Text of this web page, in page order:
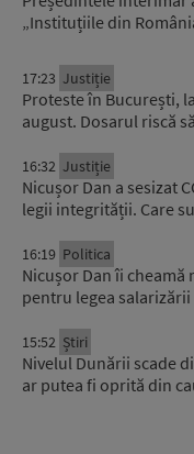
„Instituțiile din
17:23 Justiție
Proteste în București,
august. Dosarul riscă
16:32 Justiție
Nicușor Dan a sesizat
legii integrității. Care
16:19 Politica
Nicușor Dan îi
pentru legea
15:52 Știri
Nivelul Dunării scade
ar putea fi oprită din